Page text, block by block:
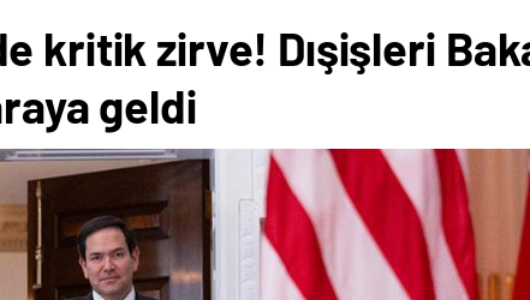
kritik zirve! Dışişleri
geldi